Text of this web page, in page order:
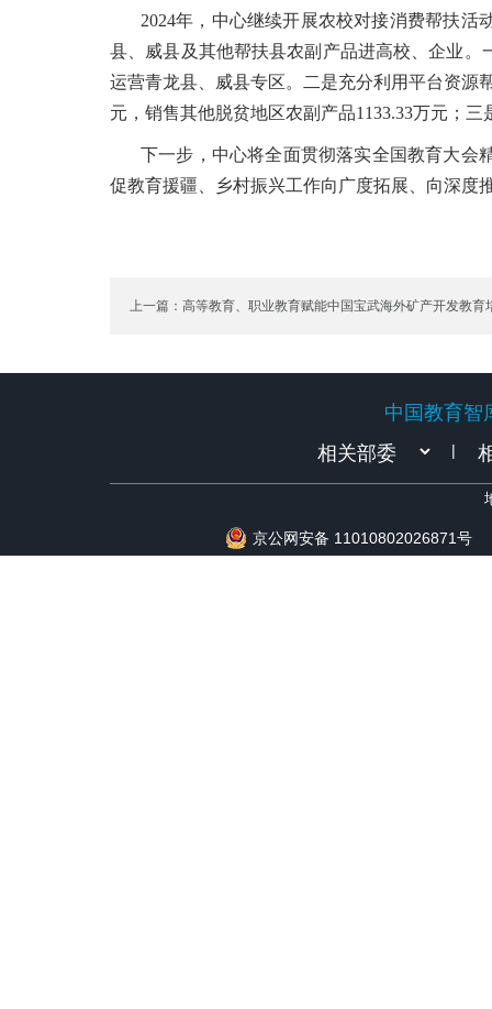
2024年，中心继续开展农校对接消费帮扶
县、威县及其他帮扶县农副产品进高校、企业
运营青龙县、威县专区。二是充分利用平台资源
元，销售其他脱贫地区农副产品1133.33万元；
下一步，中心将全面贯彻落实全国教育大会
促教育援疆、乡村振兴工作向广度拓展、向深度
上一篇：高等教育、职业教育赋能中国宝武海外矿产开发教育
中国教育智
|
京公网安备 11010802026871号